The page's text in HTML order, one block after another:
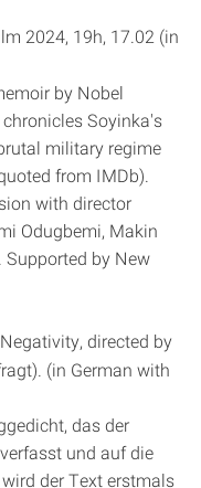
2024, 19h, 17.02 (in
by Nobel
Soyinka's
military regime
from IMDb).
with director
Odugbemi, Makin
by New
directed by
(in German with
das der
und auf die
der Text erstmals